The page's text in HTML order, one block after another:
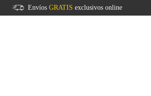
Envíos GRATIS exclusivos online